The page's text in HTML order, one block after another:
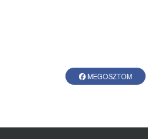
MEGOSZTOM